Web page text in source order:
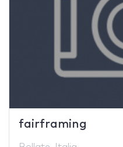
fairframing